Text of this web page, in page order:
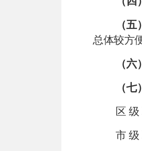
（
总体较方
（
（
区级
市级